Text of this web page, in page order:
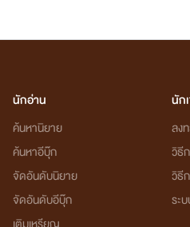
นักอ่าน
ค้นหานิยาย
ค้นหาอีบุ๊ก
จัดอันดับนิยาย
จัดอันดับอีบุ๊ก
นัก
ลง
วิธี
วิธี
ระ